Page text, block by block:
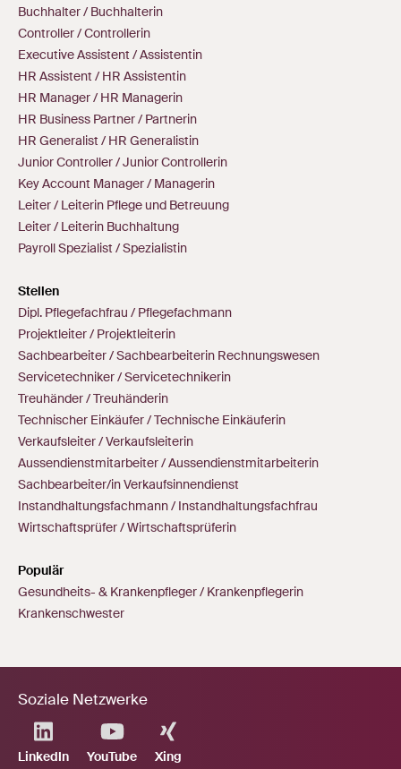
Buchhalter / Buchhalterin
Controller / Controllerin
Executive Assistent / Assistentin
HR Assistent / HR Assistentin
HR Manager / HR Managerin
HR Business Partner / Partnerin
HR Generalist / HR Generalistin
Junior Controller / Junior Controllerin
Key Account Manager / Managerin
Leiter / Leiterin Pflege und Betreuung
Leiter / Leiterin Buchhaltung
Payroll Spezialist / Spezialistin
Stellen
Dipl. Pflegefachfrau / Pflegefachmann
Projektleiter / Projektleiterin
Sachbearbeiter / Sachbearbeiterin Rechnungswesen
Servicetechniker / Servicetechnikerin
Treuhänder / Treuhänderin
Technischer Einkäufer / Technische Einkäuferin
Verkaufsleiter / Verkaufsleiterin
Aussendienstmitarbeiter / Aussendienstmitarbeiterin
Sachbearbeiter/in Verkaufsinnendienst
Instandhaltungsfachmann / Instandhaltungsfachfrau
Wirtschaftsprüfer / Wirtschaftsprüferin
Populär
Gesundheits- & Krankenpfleger / Krankenpflegerin
Krankenschwester
Soziale Netzwerke
LinkedIn YouTube Xing